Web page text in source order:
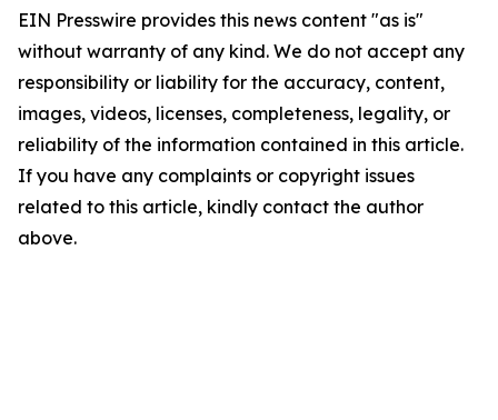
EIN Presswire provides this news content "as is"
without warranty of any kind. We do not accept any
responsibility or liability for the accuracy, content,
images, videos, licenses, completeness, legality, or
reliability of the information contained in this article.
If you have any complaints or copyright issues
related to this article, kindly contact the author
above.